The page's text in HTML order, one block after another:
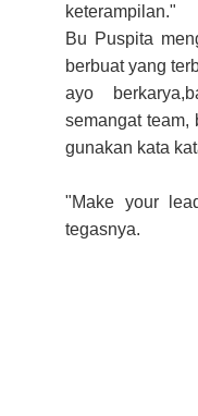
keterampilan."
Bu Puspita
berbuat yang
ayo
semangat team,
gunakan kata
"Make your
tegasnya.